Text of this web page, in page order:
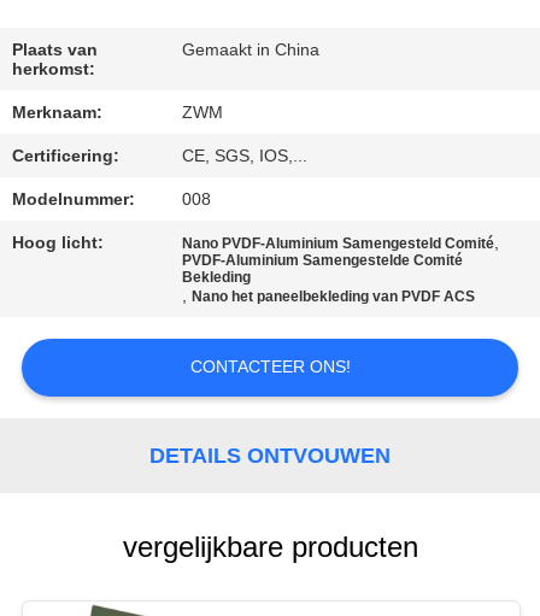
VRAAG
EEN
OFFERTE
SITEMAP
PRIVACYBELEID
Plaats van
herkomst:
Gemaakt in China
Merknaam: ZWM
Certificering: CE, SGS, IOS,...
Modelnummer: 008
Hoog licht: Nano PVDF-Aluminium Samengesteld Comité,
PVDF-Aluminium Samengestelde Comité
Bekleding
,Nano het paneelbekleding van PVDF ACS
CONTACTEER ONS!
DETAILS ONTVOUWEN
vergelijkbare producten